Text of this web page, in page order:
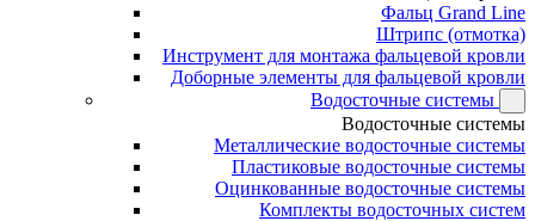
Фальц Grand Line
Штрипс (отмотка)
Инструмент для монтажа фальцевой кровли
Доборные элементы для фальцевой кровли
Водосточные системы
Водосточные системы
Металлические водосточные системы
Пластиковые водосточные системы
Оцинкованные водосточные системы
Комплекты водосточных систем